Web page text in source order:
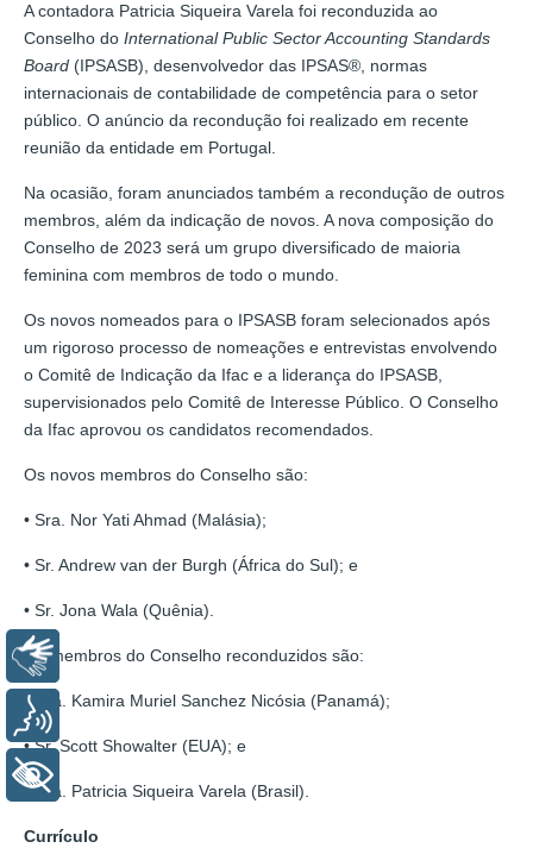
A contadora Patricia Siqueira Varela foi reconduzida ao
Conselho do International Public Sector Accounting Standards
Board (IPSASB), desenvolvedor das IPSAS®, normas
internacionais de contabilidade de competência para o setor
público. O anúncio da recondução foi realizado em recente
reunião da entidade em Portugal.
Na ocasião, foram anunciados também a recondução de outros
membros, além da indicação de novos. A nova composição do
Conselho de 2023 será um grupo diversificado de maioria
feminina com membros de todo o mundo.
Os novos nomeados para o IPSASB foram selecionados após
um rigoroso processo de nomeações e entrevistas envolvendo
o Comitê de Indicação da Ifac e a liderança do IPSASB,
supervisionados pelo Comitê de Interesse Público. O Conselho
da Ifac aprovou os candidatos recomendados.
Os novos membros do Conselho são:
• Sra. Nor Yati Ahmad (Malásia);
• Sr. Andrew van der Burgh (África do Sul); e
• Sr. Jona Wala (Quênia).
Os membros do Conselho reconduzidos são:
• Dra. Kamira Muriel Sanchez Nicósia (Panamá);
• Sr. Scott Showalter (EUA); e
• Dra. Patricia Siqueira Varela (Brasil).
Currículo
Libras